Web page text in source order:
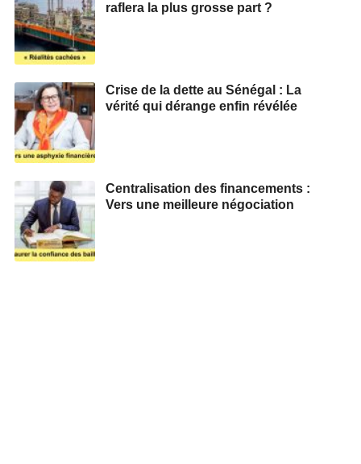
raflera la plus grosse part ?
Crise de la dette au Sénégal : La
vérité qui dérange enfin révélée
Centralisation des financements :
Vers une meilleure négociation